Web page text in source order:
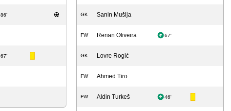
86'
67'
GK Sanin Mušija
FW Renan Oliveira 67'
GK Lovre Rogić
FW Ahmed Tiro
FW Aldin Turkeš 46'